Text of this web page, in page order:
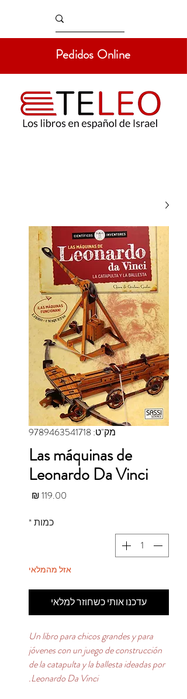
Pedidos Online
מק"ט: 9789463541718
Las máquinas de
Leonardo Da Vinci
כמות*
אזל מהמלאי
עדכנו אותי כשחוזר למלאי
Un libro para chicos grandes y para
jóvenes con un juego de construcción
de la catapulta y la ballesta ideadas por
Leonardo Da Vinci.